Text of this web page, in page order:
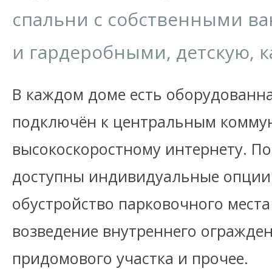
спальни с собственными
и гардеробными, детскую,
В каждом доме есть
подключён к центральным
высокоскоростному интернету.
доступны индивидуальные
обустройство парковочного
возведение внутреннего
придомового участка и прочее.